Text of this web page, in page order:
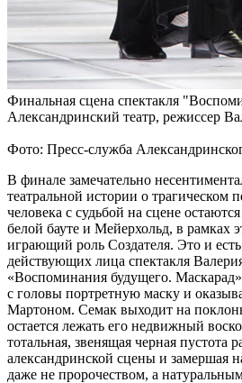
Финальная сцена спектакля
Александринский театр, режиссер
Фото: Пресс-служба
В финале замечательно
театральной истории о трагическом
человека с судьбой на сцене
белой бауте и Мейерхольд, в рамках
играющий роль Создателя. Это и
действующих лица спектакля
«Воспоминания будущего.
с головы портретную маску и
Мартоном. Семак выходит на
остается лежать его недвижный
тотальная, звенящая черная пустота
александринской сцены и замершая
даже не пророчеством, а